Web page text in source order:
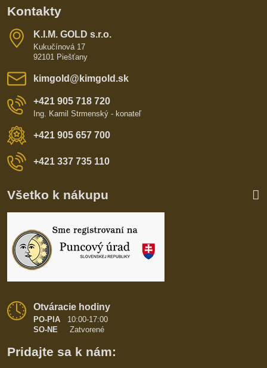
Kontakty
K​​.I​​.M​​. GOLD s​​.r​​.o​​.
Kukučínová 17
92101 Piešťany
kimgold​@kimgold​.sk
+421 905 718 720
Ing. Kamil Strmenský - konateľ
+421 905 657 700
+421 337 735 110
Všetko k nákupu
Otváracie hodiny
PO-PIA
10:00-17:00
SO-NE Zatvorené
Pridajte sa k nám: